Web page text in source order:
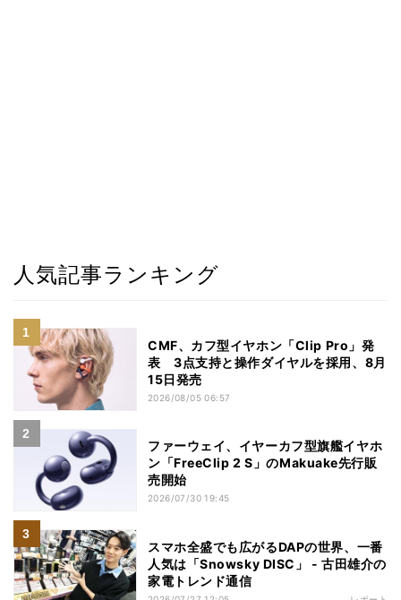
人気記事ランキング
CMF、カフ型イヤホン「Clip Pro」発
表 3点支持と操作ダイヤルを採用、8月
15日発売
2026/08/05 06:57
ファーウェイ、イヤーカフ型旗艦イヤホ
ン「FreeClip 2 S」のMakuake先行販
売開始
2026/07/30 19:45
スマホ全盛でも広がるDAPの世界、一番
人気は「Snowsky DISC」 - 古田雄介の
家電トレンド通信